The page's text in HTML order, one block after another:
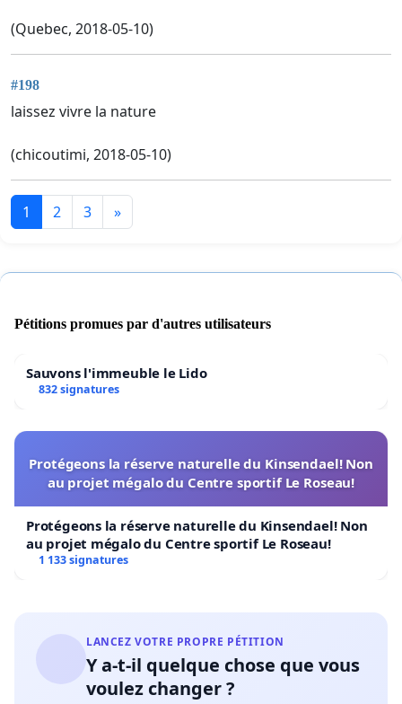
(Quebec, 2018-05-10)
#198
laissez vivre la nature
(chicoutimi, 2018-05-10)
1 2 3 »
Pétitions promues par d'autres utilisateurs
Sauvons l'immeuble le Lido
832 signatures
Protégeons la réserve naturelle du Kinsendael! Non
au projet mégalo du Centre sportif Le Roseau!
Protégeons la réserve naturelle du Kinsendael! Non
au projet mégalo du Centre sportif Le Roseau!
1 133 signatures
LANCEZ VOTRE PROPRE PÉTITION
Y a-t-il quelque chose que vous
voulez changer ?